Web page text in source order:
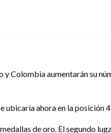
Colombia aumentarán su
ubicaría ahora en la posición
de oro. El segundo